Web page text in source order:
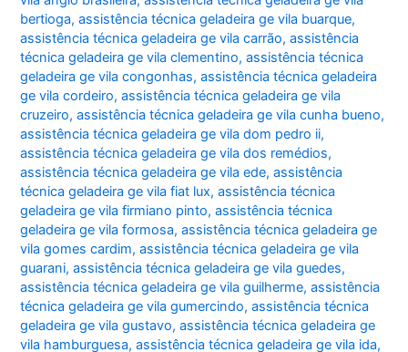
bertioga,assistência técnica geladeira ge vila buarque,
assistência técnica geladeira ge vila carrão,assistência
técnica geladeira ge vila clementino,assistência técnica
geladeira ge vila congonhas,assistência técnica geladeira
ge vila cordeiro,assistência técnica geladeira ge vila
cruzeiro,assistência técnica geladeira ge vila cunha bueno,
assistência técnica geladeira ge vila dom pedro ii,
assistência técnica geladeira ge vila dos remédios,
assistência técnica geladeira ge vila ede,assistência
técnica geladeira ge vila fiat lux,assistência técnica
geladeira ge vila firmiano pinto,assistência técnica
geladeira ge vila formosa,assistência técnica geladeira ge
vila gomes cardim,assistência técnica geladeira ge vila
guarani,assistência técnica geladeira ge vila guedes,
assistência técnica geladeira ge vila guilherme,assistência
técnica geladeira ge vila gumercindo,assistência técnica
geladeira ge vila gustavo,assistência técnica geladeira ge
vila hamburguesa,assistência técnica geladeira ge vila ida,